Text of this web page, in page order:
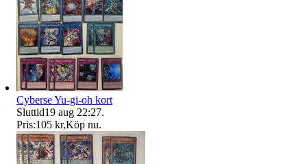
Cyberse Yu-gi-oh kort
Sluttid19 aug 22:27.
Pris:105 kr,Köp nu.